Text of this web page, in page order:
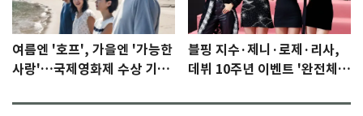
여름엔 '호프', 가을엔 '가능한
사랑'…국제영화제 수상 기대
블핑 지수·제니·로제·리사,
데뷔 10주년 이벤트 '완전체'